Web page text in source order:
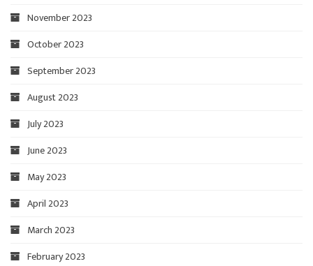
November 2023
October 2023
September 2023
August 2023
July 2023
June 2023
May 2023
April 2023
March 2023
February 2023